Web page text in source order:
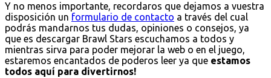
Y no menos importante, recordaros que dejamos a vuestra
disposición un formulario de contacto a través del cual
podrás mandarnos tus dudas, opiniones o consejos, ya
que es descargar Brawl Stars escuchamos a todos y
mientras sirva para poder mejorar la web o en el juego,
estaremos encantados de poderos leer ya que estamos
todos aquí para divertirnos!